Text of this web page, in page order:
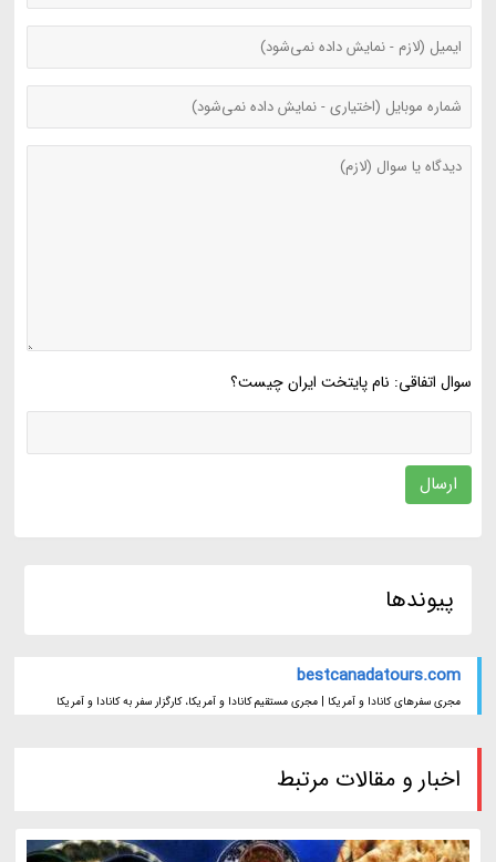
سوال اتفاقی: نام پایتخت ایران چیست؟
ارسال
پیوندها
bestcanadatours.com
مجری سفرهای کانادا و آمریکا | مجری مستقیم کانادا و آمریکا، کارگزار سفر به کانادا و آمریکا
اخبار و مقالات مرتبط